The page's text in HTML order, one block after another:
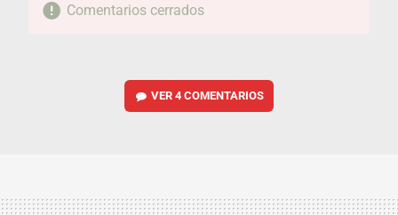
Comentarios cerrados
VER4 COMENTARIOS